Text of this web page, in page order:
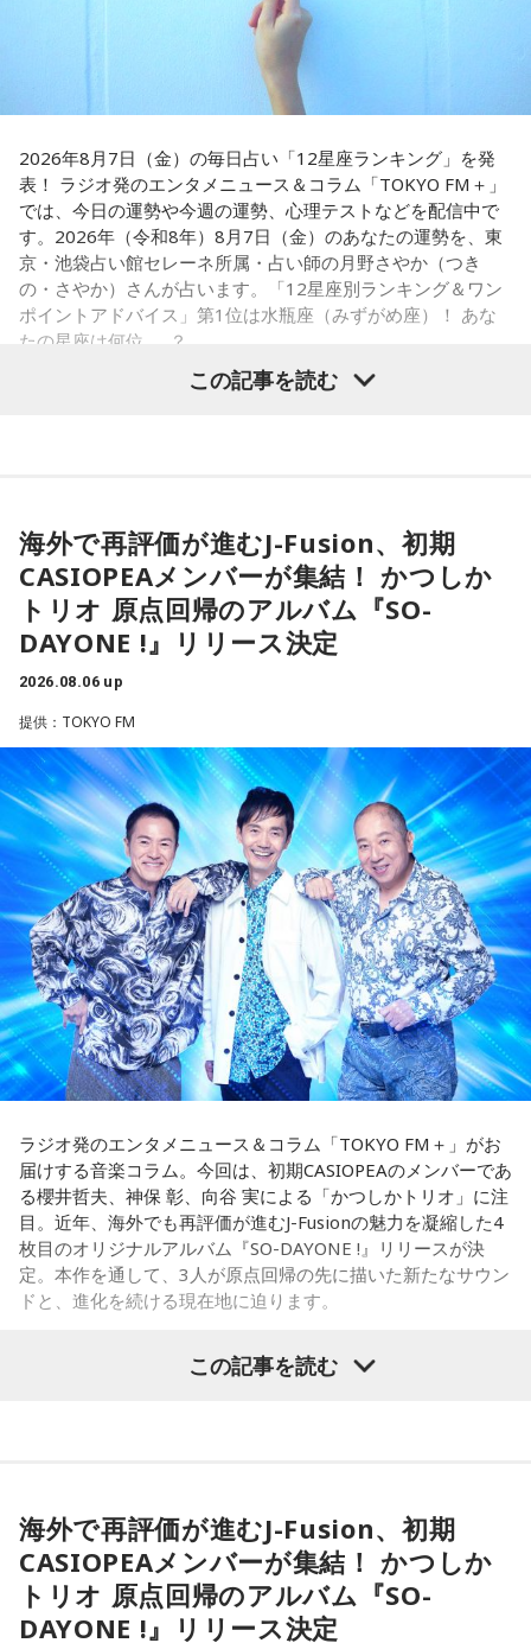
さらに、「末廣ブルース」も外せない1軒です。建物のレトロ
感が魅力の豚串専門店で、「タンだとかハラミだとかハツ、
レバーとかを味わいながら、昔ながらの雰囲気が楽しめる」
豚串です」と太鼓判を押しました。
お気に入りのステーキ店を尋ねられると、ゴリさんは「エメ
ラルドです」と即答。なかでもプレミアムリブステーキにつ
いては、「脂の乗り方、柔らかさ、肉の質がもうレベルが違
います」と熱く語り、長年愛される名店の魅力を紹介しまし
た。
一方、「お手紙を書きたくなる場所」を尋ねられると、迷わ
ず「沖縄の海」と回答。水中眼鏡をつけて海に潜り、「音を
りがとう』という手紙は書きたくなります」と、故郷への深
い愛情をのぞかせました。
最後に、ゴリさんが「今、想いを伝えたい方」として名前を
挙げたのは、ボクシング元世界王者の具志堅用高さんでし
た。今年で世界王座獲得から50年という節目の年を迎えるこ
＜番組概要＞
番組名：日本郵便 SUNDAY'S POST
放送日時：毎週日曜 15:00～15:50
パーソナリティ：小山薫堂、宇賀なつみ
番組Webサイト：https://www.tfm.co.jp/post/
番組公式X：@sundayspost1
します。今までのやり方にこだわらず、楽しそうな方へ進ん
でみると思わぬ展開が待っていそう。少し大胆なくらいで
OK。今日はこの夏やりたいことを一つ予定に書き込んでみ
【5位】牡羊座（おひつじ座）
あなたの行動力が誰かの心に火をつける日。今日は周りの反
応を気にするより「私はこれがやりたい！」を大切にしてみ
て。あなたが楽しそうに動くほど仲間も集まってきそうで
す。今夜、明日すぐできる小さな一歩を決めてから寝てみて
ね。
【6位】獅子座（しし座）
くとき。「もっと私らしくていい」と許可を出すことで魅力
得や正解より、なぜか惹かれるものを大切にしてみてくださ
い。心が喜ぶ選択が新しいご縁につながるかも。夜は好きな
音楽を聴きながら、叶えたい未来をイメージしてね。
【8位】乙女座（おとめ座）
なりそうです。効率や正しさだけではなく、自分が心地よく
続けられる方法を探してみて。仕事のやり方を変えるのもお
すすめ。今日は一つだけ「やらなくていいこと」を決めてみ
ましょう。
【9位】牡牛座（おうし座）
いつもの安心感から少しだけ外へ出てみると、新しい楽しみ
が見つかりそう。大きく変える必要はありません。「ちょっ
と気になる」を試してみるくらいで十分です。今日は行って
みたいお店や場所を一つ探して、誰かを誘ってみてくださ
い。
【10位】蟹座（かに座）
周りを喜ばせることに一生懸命になりすぎて、自分の楽しみ
を忘れていないか確認したい日。今日は誰かのためではなく
「私が嬉しいから」を選んでみてください。今夜は自分だけ
【11位】山羊座（やぎ座）
頑張ることが当たり前になっているなら、今日は少し力を抜
いてみて。成果を出すことだけが人生の豊かさではありませ
ん。楽しい、心地いいという感覚を取り戻すことで次の流れ
が見えてきます。今日は仕事を早めに切り上げて好きなこと
をして過ごして。
心の奥で「もうこのままでは違う」と感じていたことが浮か
【今日の一言メッセージ】
今日は火星にバーテックスというポイントが重なる日。運命
に導かれ、新時代の生き方やお役目に気がついたり、直感が
降りてきたりするかも！ ぜひアドバイスを参考に行動してみ
2026年8月7日（金）の毎日占い「12星座ランキング」を発
表！ ラジオ発のエンタメニュース＆コラム「TOKYO FM＋」
では、今日の運勢や今週の運勢、心理テストなどを配信中で
す。2026年（令和8年）8月7日（金）のあなたの運勢を、東
京・池袋占い館セレーネ所属・占い師の月野さやか（つき
の・さやか）さんが占います。「12星座別ランキング＆ワン
ポイントアドバイス」第1位は水瓶座（みずがめ座）！ あな
たの星座は何位……？
きそうな日。義務で続けてきたことより、楽しくて夢中にな
れることを選ぶと流れが変わります。人と違っても大丈夫。
今夜にでも「本当はこう生きたい」を自由に書き出してみ
て。
【2位】双子座（ふたご座）
思いがけない誘いや情報が、次の展開を連れてくるかも！今
正解です。誰かとの会話から人生のヒントが見つかる予感
も。今日は気になる人に自分から連絡してみて。
【3位】天秤座（てんびん座）
今日から金星が天秤座へ！！あなた本来の魅力がグッと高ま
る時。人とのご縁にも恵まれやすく、嬉しいお誘いや出会い
があるかもしれません。少しおしゃれして人に会うのもおす
すめ。今日は鏡の前で「今の自分が好きなところ」を3つ見つ
けて褒めてみて！
【4位】射手座（いて座）
「もっと面白いことがしたい！」という気持ちが未来を動か
します。今までのやり方にこだわらず、楽しそうな方へ進ん
でみると思わぬ展開が待っていそう。少し大胆なくらいで
OK。今日はこの夏やりたいことを一つ予定に書き込んでみ
【5位】牡羊座（おひつじ座）
あなたの行動力が誰かの心に火をつける日。今日は周りの反
応を気にするより「私はこれがやりたい！」を大切にしてみ
て。あなたが楽しそうに動くほど仲間も集まってきそうで
す。今夜、明日すぐできる小さな一歩を決めてから寝てみて
ね。
【6位】獅子座（しし座）
太陽が獅子座を照らす今は、自分の人生を自分で演出してい
【7位】魚座（うお座）
直感の中に「これからの幸せ」のヒントが隠れていそう。損
得や正解より、なぜか惹かれるものを大切にしてみてくださ
い。心が喜ぶ選択が新しいご縁につながるかも。夜は好きな
音楽を聴きながら、叶えたい未来をイメージしてね。
この記事を読む
海外で再評価が進むJ-Fusion、初期
CASIOPEAメンバーが集結！ かつしか
トリオ 原点回帰のアルバム『SO-
DAYONE !』リリース決定
2026.08.06 up
提供：TOKYO FM
ラジオ発のエンタメニュース＆コラム「TOKYO FM＋」がお
届けする音楽コラム。今回は、初期CASIOPEAのメンバーであ
る櫻井哲夫、神保 彰、向谷 実による「かつしかトリオ」に注
目。近年、海外でも再評価が進むJ-Fusionの魅力を凝縮した4
枚目のオリジナルアルバム『SO-DAYONE !』リリースが決
定。本作を通して、3人が原点回帰の先に描いた新たなサウン
ドと、進化を続ける現在地に迫ります。
伝説的フュージョンバンド、カシオペアの初期メンバー3人に
よる、かつしかトリオが、4枚目のオリジナルアルバム『SO-
DAYONE !』を10月14日（水）にリリースすることを発表し
ました。近年、海外の若いリスナーを中心に再び注目を集め
この記事を読む
海外で再評価が進むJ-Fusion、初期
CASIOPEAメンバーが集結！ かつしか
トリオ 原点回帰のアルバム『SO-
DAYONE !』リリース決定